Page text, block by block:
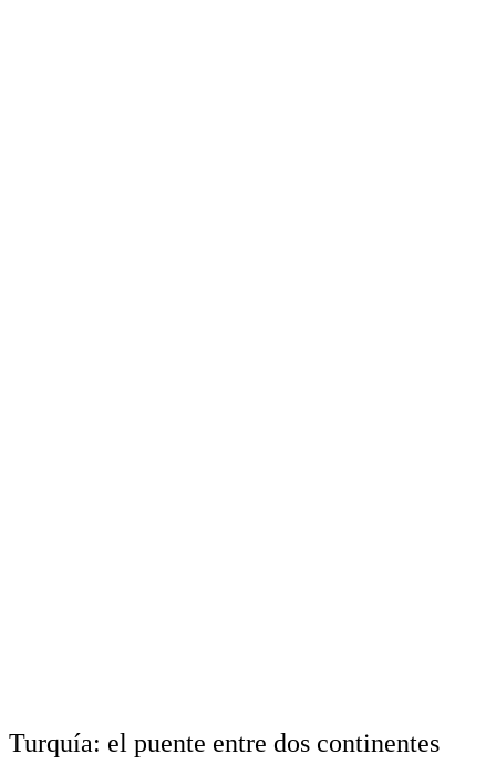
Turquía: el puente entre dos continentes